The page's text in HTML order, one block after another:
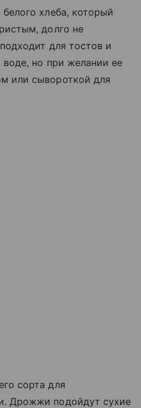
хлеба, который
долго не
для тостов и
воде, но при желании ее
или сывороткой для
сорта для
Дрожжи подойдут сухие